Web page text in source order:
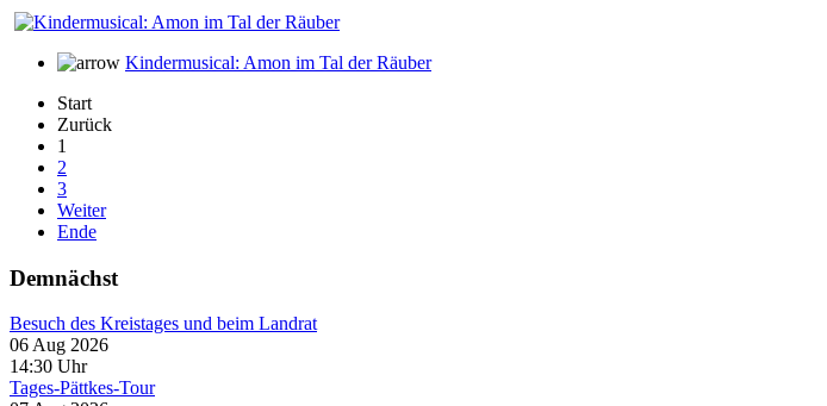
Kindermusical: Amon im Tal der Räuber
Start
Zurück
1
2
3
Weiter
Ende
Demnächst
Besuch des Kreistages und beim Landrat
06 Aug 2026
14:30 Uhr
Tages-Pättkes-Tour